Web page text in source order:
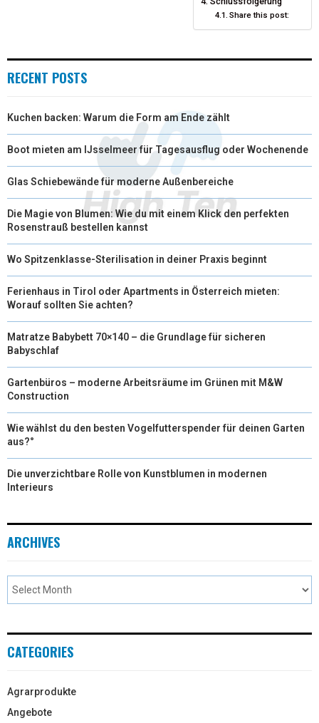
Share this post:
RECENT POSTS
Kuchen backen: Warum die Form am Ende zählt
Boot mieten am IJsselmeer für Tagesausflug oder Wochenende
Glas Schiebewände für moderne Außenbereiche
Die Magie von Blumen: Wie du mit einem Klick den perfekten
Rosenstrauß bestellen kannst
Wo Spitzenklasse-Sterilisation in deiner Praxis beginnt
Ferienhaus in Tirol oder Apartments in Österreich mieten:
Worauf sollten Sie achten?
Matratze Babybett 70×140 – die Grundlage für sicheren
Babyschlaf
Gartenbüros – moderne Arbeitsräume im Grünen mit M&W
Construction
Wie wählst du den besten Vogelfutterspender für deinen Garten
aus?°
Die unverzichtbare Rolle von Kunstblumen in modernen
Interieurs
ARCHIVES
CATEGORIES
Agrarprodukte
Angebote